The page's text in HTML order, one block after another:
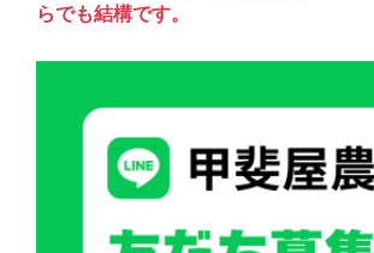
らでも結構です。